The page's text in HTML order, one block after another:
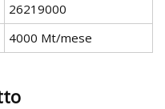
26219000
4000 Mt/mese